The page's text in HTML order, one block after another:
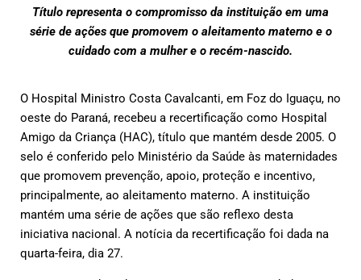
Título representa o compromisso da instituição em uma
série de ações que promovem o aleitamento materno e o
cuidado com a mulher e o recém-nascido.
O Hospital Ministro Costa Cavalcanti, em Foz do Iguaçu, no
oeste do Paraná, recebeu a recertificação como Hospital
Amigo da Criança (HAC), título que mantém desde 2005. O
selo é conferido pelo Ministério da Saúde às maternidades
que promovem prevenção, apoio, proteção e incentivo,
principalmente, ao aleitamento materno. A instituição
mantém uma série de ações que são reflexo desta
iniciativa nacional. A notícia da recertificação foi dada na
quarta-feira, dia 27.